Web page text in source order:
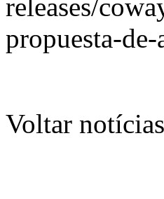
releases/
propuesta-
Voltar